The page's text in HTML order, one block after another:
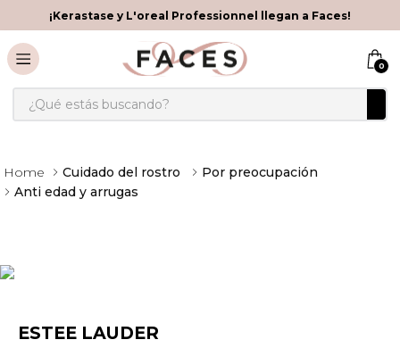
¡Kerastase y L'oreal Professionnel llegan a Faces!
0
¿Qué estás buscando?
Cuidado del rostro
Por preocupación
Anti edad y arrugas
ESTEE LAUDER